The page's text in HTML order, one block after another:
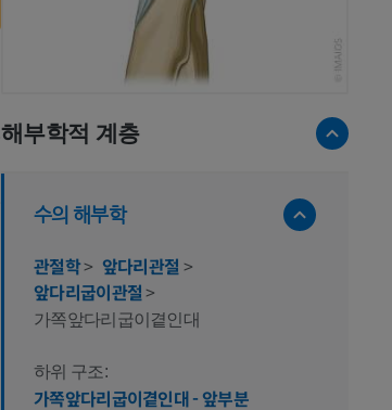
해부학적 계층
수의 해부학
관절학> 앞다리관절 >
앞다리굽이관절>
가쪽앞다리굽이곁인대
하위 구조:
가쪽앞다리굽이곁인대 - 앞부분